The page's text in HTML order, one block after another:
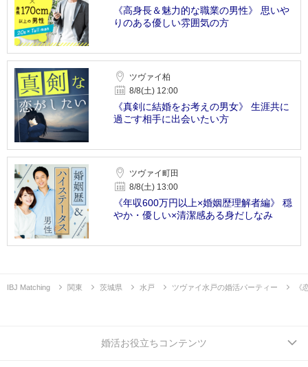
《高身長＆魅力的な職業の男性》 思いや
りのある優しい雰囲気の方
ツヴァイ柏
8/8(土) 12:00
《真剣に結婚をお考えの男女》 生涯共に
過ごす相手に出会いたい方
ツヴァイ町田
8/8(土) 13:00
《年収600万円以上×婚姻歴理解者編》 穏
やか・優しい×清潔感ある身だしなみ
IBJ Matching 関東 茨城県 水戸 ツヴァイ水戸の婚活パーティー 《
婚活お役立ちコンテンツ